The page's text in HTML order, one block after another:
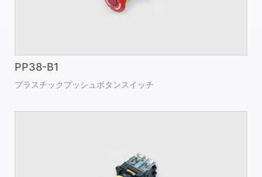
PP38-B1
プラスチックプッシュボタンスイッチ